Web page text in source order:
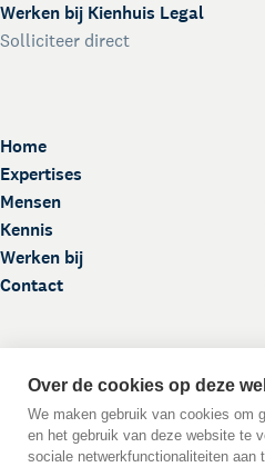
Home
Expertises
Mensen
Kennis
Werken bij
Contact
Werken bij Kienhuis Legal
Solliciteer direct
Over de cookies op deze
We maken gebruik van cookies om
en het gebruik van deze website te
sociale netwerkfunctionaliteiten aan